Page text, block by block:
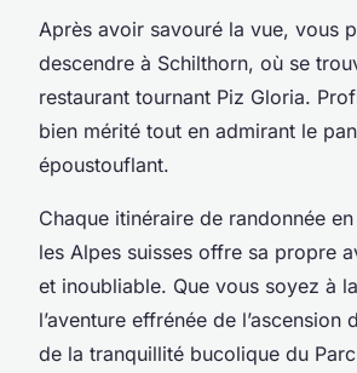
Après avoir savouré la vue, vous
descendre à Schilthorn, où se
restaurant tournant Piz Gloria.
bien mérité tout en admirant le
époustouflant.
Chaque itinéraire de randonnée
les Alpes suisses offre sa propre
et inoubliable. Que vous soyez à
l’aventure effrénée de l’ascension
de la tranquillité bucolique du